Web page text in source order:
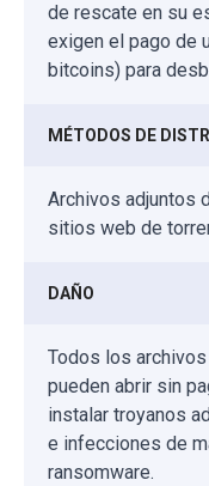
de rescate en su
exigen el pago de
bitcoins) para
MÉTODOS DE
Archivos adjuntos
sitios web de
DAÑO
Todos los
pueden abrir sin
instalar troyanos
e infecciones de
ransomware.